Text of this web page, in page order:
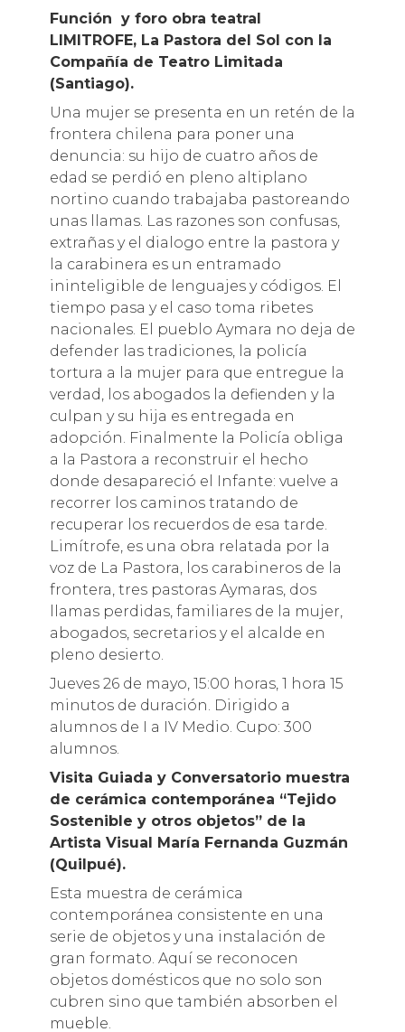
Función y foro obra teatral
LIMITROFE, La Pastora del Sol con la
Compañía de Teatro Limitada
(Santiago).
Una mujer se presenta en un retén de la
frontera chilena para poner una
denuncia: su hijo de cuatro años de
edad se perdió en pleno altiplano
nortino cuando trabajaba pastoreando
unas llamas. Las razones son confusas,
extrañas y el dialogo entre la pastora y
la carabinera es un entramado
ininteligible de lenguajes y códigos. El
tiempo pasa y el caso toma ribetes
nacionales. El pueblo Aymara no deja de
defender las tradiciones, la policía
tortura a la mujer para que entregue la
verdad, los abogados la defienden y la
culpan y su hija es entregada en
adopción. Finalmente la Policía obliga
a la Pastora a reconstruir el hecho
donde desapareció el Infante: vuelve a
recorrer los caminos tratando de
recuperar los recuerdos de esa tarde.
Limítrofe, es una obra relatada por la
voz de La Pastora, los carabineros de la
frontera, tres pastoras Aymaras, dos
llamas perdidas, familiares de la mujer,
abogados, secretarios y el alcalde en
pleno desierto.
Jueves 26 de mayo, 15:00 horas, 1 hora 15
minutos de duración. Dirigido a
alumnos de I a IV Medio. Cupo: 300
alumnos.
Visita Guiada y Conversatorio muestra
de cerámica contemporánea “Tejido
Sostenible y otros objetos” de la
Artista Visual María Fernanda Guzmán
(Quilpué).
Esta muestra de cerámica
contemporánea consistente en una
serie de objetos y una instalación de
gran formato. Aquí se reconocen
objetos domésticos que no solo son
cubren sino que también absorben el
mueble.